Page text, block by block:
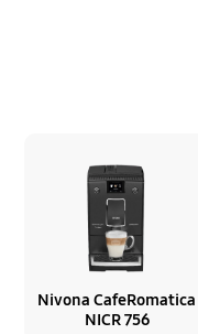
Nivona CafeRomatica
NICR 756